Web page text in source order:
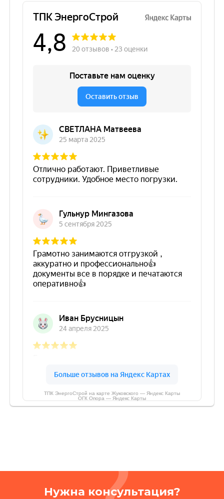
ТПК ЭнергоСтрой на карте Жуковского — Яндекс Карты
ОГК Опора — Яндекс Карты
Нужна консультация?